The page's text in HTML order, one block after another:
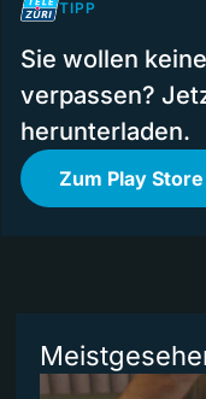
TIPP
Sie wollen
verpassen?
herunterladen.
Zum Play Store